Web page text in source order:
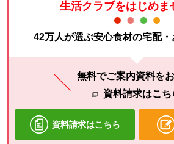
生活クラブをはじめま
42万人が選ぶ安心食材の宅配
無料でご案内資料を
資料請求はこち
資料請求はこちら